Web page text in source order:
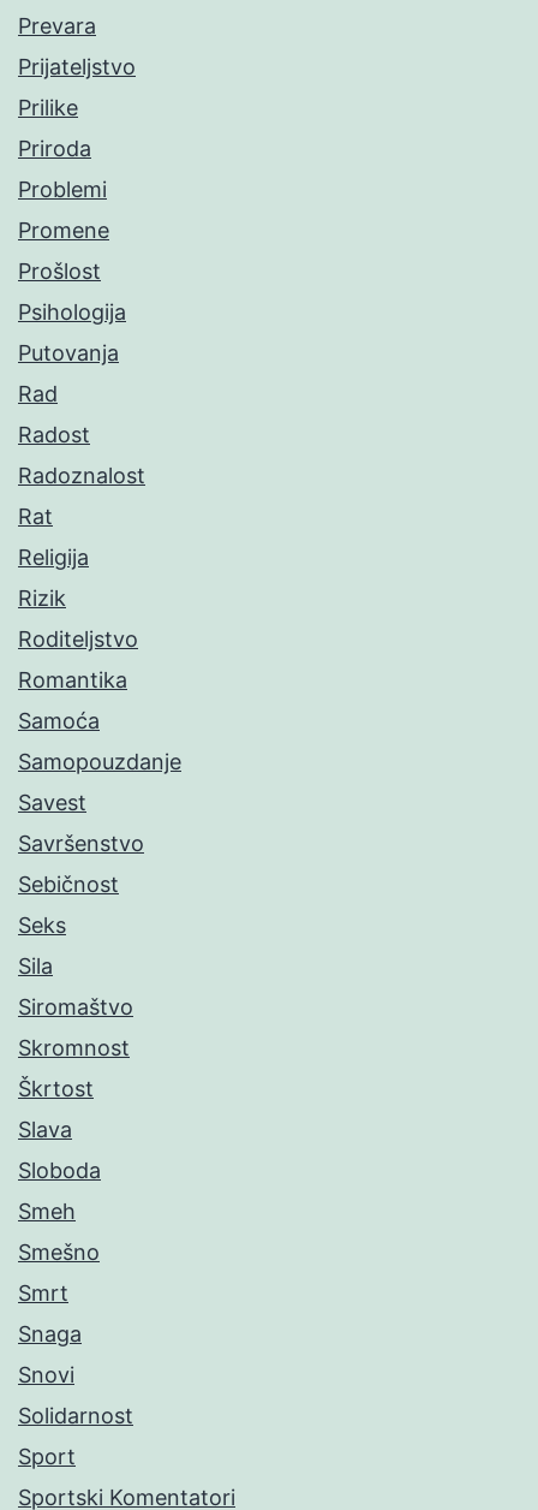
Prevara
Prijateljstvo
Prilike
Priroda
Problemi
Promene
Prošlost
Psihologija
Putovanja
Rad
Radost
Radoznalost
Rat
Religija
Rizik
Roditeljstvo
Romantika
Samoća
Samopouzdanje
Savest
Savršenstvo
Sebičnost
Seks
Sila
Siromaštvo
Skromnost
Škrtost
Slava
Sloboda
Smeh
Smešno
Smrt
Snaga
Snovi
Solidarnost
Sport
Sportski Komentatori